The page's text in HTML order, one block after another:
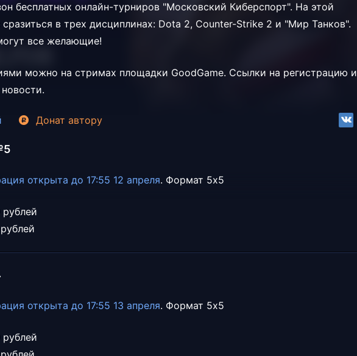
бесплатных онлайн-турниров "Московский Киберспорт". На этой
в трех дисциплинах: Dota 2, Counter-Strike 2 и "Мир Танков".
все желающие!
можно на стримах площадки GoodGame. Ссылки на регистрацию и
Донат автору
открыта до 17:55 12 апреля. Формат 5х5
открыта до 17:55 13 апреля. Формат 5х5